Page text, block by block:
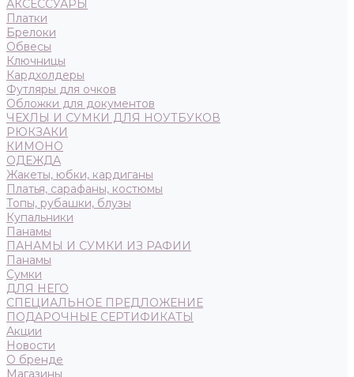
АКСЕССУАРЫ
Платки
Брелоки
Обвесы
Ключницы
Кардхолдеры
Футляры для очков
Обложки для документов
ЧЕХЛЫ И СУМКИ ДЛЯ НОУТБУКОВ
РЮКЗАКИ
КИМОНО
ОДЕЖДА
Жакеты, юбки, кардиганы
Платья, сарафаны, костюмы
Топы, рубашки, блузы
Купальники
Панамы
ПАНАМЫ И СУМКИ ИЗ РАФИИ
Панамы
Сумки
ДЛЯ НЕГО
СПЕЦИАЛЬНОЕ ПРЕДЛОЖЕНИЕ
ПОДАРОЧНЫЕ СЕРТИФИКАТЫ
Акции
Новости
О бренде
Магазины